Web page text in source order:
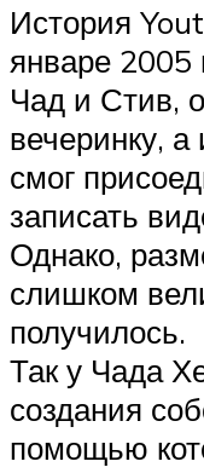
История
январе 2005
Чад и Стив,
вечеринку,
смог
записать
Однако,
слишком
получилось.
Так у Чада
создания
помощью